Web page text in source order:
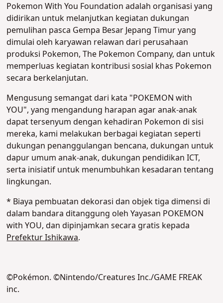
Pokemon With You Foundation adalah organisasi yang
didirikan untuk melanjutkan kegiatan dukungan
pemulihan pasca Gempa Besar Jepang Timur yang
dimulai oleh karyawan relawan dari perusahaan
produksi Pokemon, The Pokemon Company, dan untuk
memperluas kegiatan kontribusi sosial khas Pokemon
secara berkelanjutan.
Mengusung semangat dari kata "POKEMON with
YOU", yang mengandung harapan agar anak-anak
dapat tersenyum dengan kehadiran Pokemon di sisi
mereka, kami melakukan berbagai kegiatan seperti
dukungan penanggulangan bencana, dukungan untuk
dapur umum anak-anak, dukungan pendidikan ICT,
serta inisiatif untuk menumbuhkan kesadaran tentang
lingkungan.
* Biaya pembuatan dekorasi dan objek tiga dimensi di
dalam bandara ditanggung oleh Yayasan POKEMON
with YOU, dan dipinjamkan secara gratis kepada
Prefektur Ishikawa.
©Pokémon. ©Nintendo/Creatures Inc./GAME FREAK
inc.